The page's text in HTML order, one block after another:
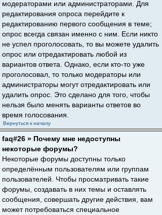
модераторами или администраторами. Для
редактирования опроса перейдите к
редактированию первого сообщения в теме;
опрос всегда связан именно с ним. Если никто
не успел проголосовать, то вы можете удалить
опрос или отредактировать любой из
вариантов ответа. Однако, если кто-то уже
проголосовал, то только модераторы или
администраторы могут отредактировать или
удалить опрос. Это сделано для того, чтобы
нельзя было менять варианты ответов во
время голосования.
Вернуться к началу
faq#26 » Почему мне недоступны
некоторые форумы?
Некоторые форумы доступны только
определённым пользователям или группам
пользователей. Чтобы просматривать такие
форумы, создавать в них темы и оставлять
сообщения, совершать другие действия, вам
может потребоваться специальное